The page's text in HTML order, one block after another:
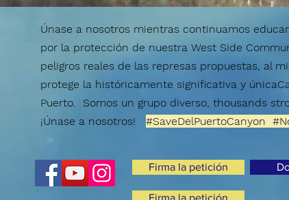
Únase a nosotros mientras continuamos
por la protección de nuestra West Side
peligros reales de las represas propuestas, al
protege la históricamente significativa y única
Puerto. Somos un grupo diverso, thousands
¡Únase a nosotros! #SaveDelPuertoCanyon
Firma la petición
Firma la petición